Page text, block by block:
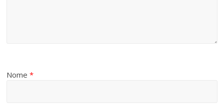
Nome*